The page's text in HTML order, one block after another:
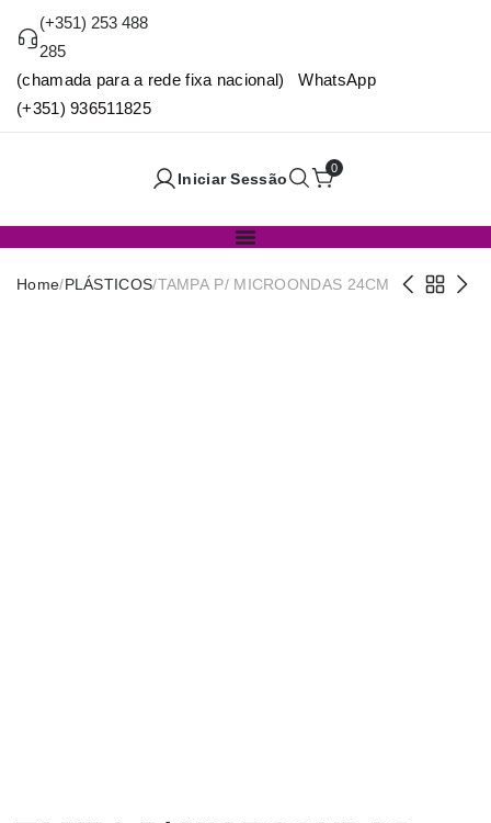
(+351) 253 488
285
(chamada para a rede fixa nacional) WhatsApp
(+351) 936511825
Iniciar Sessão
0
Home/PLÁSTICOS/TAMPA P/ MICROONDAS 24CM